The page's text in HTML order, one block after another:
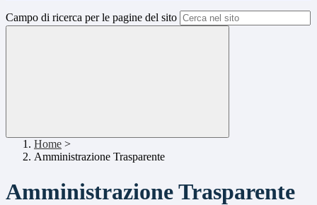
Campo di ricerca per le pagine del sito
Home >
Amministrazione Trasparente
Amministrazione Trasparente